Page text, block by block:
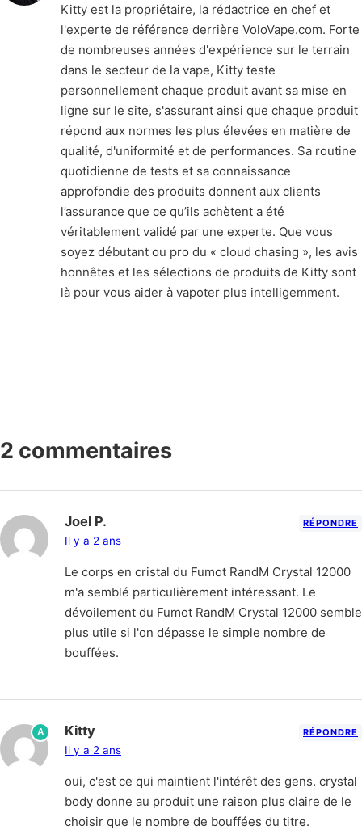
Kitty est la propriétaire, la rédactrice en chef et
l'experte de référence derrière VoloVape.com. Forte
de nombreuses années d'expérience sur le terrain
dans le secteur de la vape, Kitty teste
personnellement chaque produit avant sa mise en
ligne sur le site, s'assurant ainsi que chaque produit
répond aux normes les plus élevées en matière de
qualité, d'uniformité et de performances. Sa routine
quotidienne de tests et sa connaissance
approfondie des produits donnent aux clients
l’assurance que ce qu’ils achètent a été
véritablement validé par une experte. Que vous
soyez débutant ou pro du « cloud chasing », les avis
honnêtes et les sélections de produits de Kitty sont
là pour vous aider à vapoter plus intelligemment.
2 commentaires
Joel P.
Il y a 2 ans
RÉPONDRE
Le corps en cristal du Fumot RandM Crystal 12000
m'a semblé particulièrement intéressant. Le
dévoilement du Fumot RandM Crystal 12000 semble
plus utile si l'on dépasse le simple nombre de
bouffées.
A Kitty
Il y a 2 ans
RÉPONDRE
oui, c'est ce qui maintient l'intérêt des gens. crystal
body donne au produit une raison plus claire de le
choisir que le nombre de bouffées du titre.